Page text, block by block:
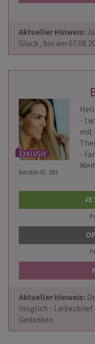
Aktueller Hinweis:
Glück , bin am
-
mit
-
Berater-ID: 581
Aktueller Hinweis:
möglich - Liebesbrief
Gedanken